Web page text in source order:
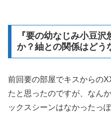
『要の幼なじみ小豆
か？紬との関係はどう
前回要の部屋でキスからの
たと思ったのですが、なん
ックスシーンはなかったっ